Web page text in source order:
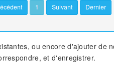
ou encore d'ajouter de
et d'enregistrer.